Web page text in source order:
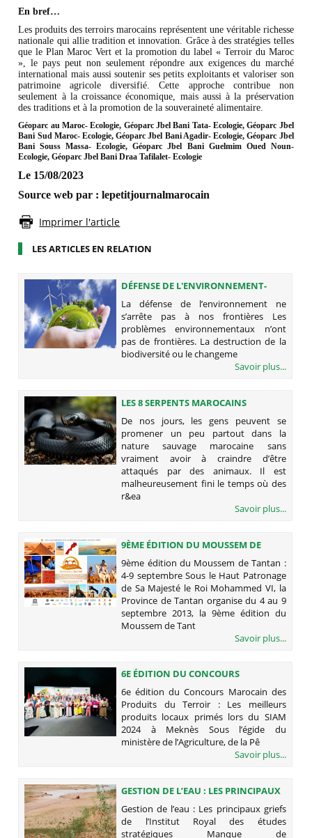
En bref…
Les produits des terroirs marocains représentent une véritable richesse
nationale qui allie tradition et innovation. Grâce à des stratégies telles
que le Plan Maroc Vert et la promotion du label « Terroir du Maroc
», le pays peut non seulement répondre aux exigences du marché
international mais aussi soutenir ses petits exploitants et valoriser son
patrimoine agricole diversifié. Cette approche contribue non
seulement à la croissance économique, mais aussi à la préservation
des traditions et à la promotion de la souveraineté alimentaire.
Géoparc au Maroc- Ecologie, Géoparc Jbel Bani Tata- Ecologie, Géoparc Jbel
Bani Sud Maroc- Ecologie, Géoparc Jbel Bani Agadir- Ecologie, Géoparc Jbel
Bani Souss Massa- Ecologie, Géoparc Jbel Bani Guelmim Oued Noun-
Ecologie, Géoparc Jbel Bani Draa Tafilalet- Ecologie​
Le 15/08/2023
Source web par : lepetitjournalmarocain
Imprimer l'article
LES ARTICLES EN RELATION
DÉFENSE DE L'ENVIRONNEMENT-
PARTENAIRES - DURABILITÉ
La défense de l’environnement ne
s’arrête pas à nos frontières Les
problèmes environnementaux n’ont
pas de frontières. La destruction de la
biodiversité ou le changeme
Savoir plus...
LES 8 SERPENTS MAROCAINS
POTENTIELLEMENT DANGEREUX
(SUR 25 ESPÈCES)
De nos jours, les gens peuvent se
promener un peu partout dans la
nature sauvage marocaine sans
vraiment avoir à craindre d’être
attaqués par des animaux. Il est
malheureusement fini le temps où des
r&ea
Savoir plus...
9ÈME ÉDITION DU MOUSSEM DE
TANTAN : 4-9 SEPTEMBRE
9ème édition du Moussem de Tantan :
4-9 septembre Sous le Haut Patronage
de Sa Majesté le Roi Mohammed VI, la
Province de Tantan organise du 4 au 9
septembre 2013, la 9ème édition du
Moussem de Tant
Savoir plus...
6E ÉDITION DU CONCOURS
MAROCAIN DES PRODUITS DU
TERROIR : LES MEILLEURS PRODUITS
LOCAUX PRIMÉS LORS DU SIAM 2024
À MEKNÈS
6e édition du Concours Marocain des
Produits du Terroir : Les meilleurs
produits locaux primés lors du SIAM
2024 à Meknès Sous l’égide du
ministère de l’Agriculture, de la Pê
Savoir plus...
GESTION DE L’EAU : LES PRINCIPAUX
GRIEFS DE L’INSTITUT ROYAL DES
ÉTUDES STRATÉGIQUES
Gestion de l’eau : Les principaux griefs
de l’Institut Royal des études
stratégiques Manque de